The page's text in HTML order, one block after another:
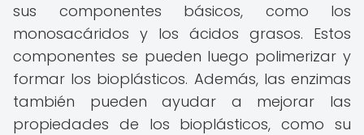
sus componentes básicos, como los
monosacáridos y los ácidos grasos. Estos
componentes se pueden luego polimerizar y
formar los bioplásticos. Además, las enzimas
también pueden ayudar a mejorar las
propiedades de los bioplásticos, como su